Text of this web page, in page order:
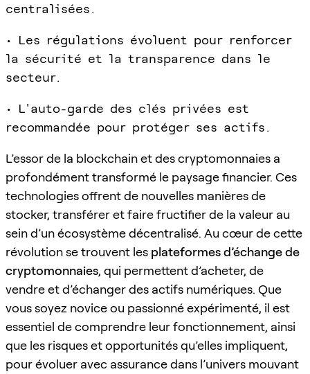
centralisées.
• Les régulations évoluent pour renforcer
la sécurité et la transparence dans le
secteur.
• L'auto-garde des clés privées est
recommandée pour protéger ses actifs.
L’essor de la blockchain et des cryptomonnaies a
profondément transformé le paysage financier. Ces
technologies offrent de nouvelles manières de
stocker, transférer et faire fructifier de la valeur au
sein d’un écosystème décentralisé. Au cœur de cette
révolution se trouvent les plateformes d’échange de
cryptomonnaies, qui permettent d’acheter, de
vendre et d’échanger des actifs numériques. Que
vous soyez novice ou passionné expérimenté, il est
essentiel de comprendre leur fonctionnement, ainsi
que les risques et opportunités qu’elles impliquent,
pour évoluer avec assurance dans l’univers mouvant